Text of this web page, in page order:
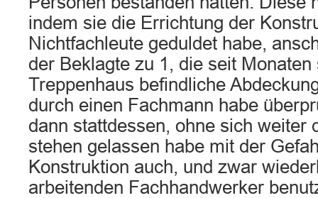
indem sie die Errichtung der
Nichtfachleute geduldet habe,
der Beklagte zu 1, die seit Monaten
Treppenhaus befindliche
durch einen Fachmann habe
dann stattdessen, ohne sich weiter
stehen gelassen habe mit der
Konstruktion auch, und zwar
arbeitenden Fachhandwerker